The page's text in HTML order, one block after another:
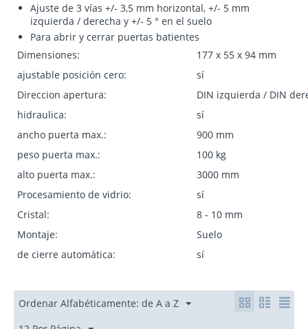
Ajuste de 3 vías +/- 3,5 mm horizontal, +/- 5 mm
izquierda / derecha y +/- 5 ° en el suelo
Para abrir y cerrar puertas batientes
Dimensiones:
177 x 55 x 94 mm
ajustable posición cero:
sí
Direccion apertura:
DIN izquierda / DIN
hidraulica:
sí
ancho puerta max.:
900 mm
peso puerta max.:
100 kg
alto puerta max.:
3000 mm
Procesamiento de vidrio:
sí
Cristal:
8 - 10 mm
Montaje:
Suelo
de cierre automática:
sí
Ordenar Alfabéticamente: de A a Z